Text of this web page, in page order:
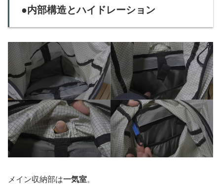
●内部構造とハイドレーション
メイン収納部は一気室。